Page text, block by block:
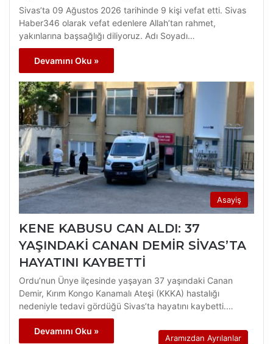
Sivas’ta 09 Ağustos 2026 tarihinde 9 kişi vefat etti. Sivas
Haber346 olarak vefat edenlere Allah’tan rahmet,
yakınlarına başsağlığı diliyoruz. Adı Soyadı…
Devamını Oku »
Asayiş
KENE KABUSU CAN ALDI: 37
YAŞINDAKİ CANAN DEMİR SİVAS’TA
HAYATINI KAYBETTİ
Ordu’nun Ünye ilçesinde yaşayan 37 yaşındaki Canan
Demir, Kırım Kongo Kanamalı Ateşi (KKKA) hastalığı
nedeniyle tedavi gördüğü Sivas’ta hayatını kaybetti.…
Devamını Oku »
Aramızdan Ayrılanlar